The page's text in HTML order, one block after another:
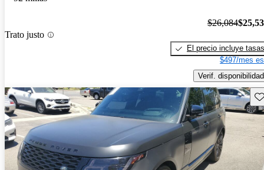
Trato justo
$26,084
El precio incluye tasas
$497/mes
Verif. disponibilidad